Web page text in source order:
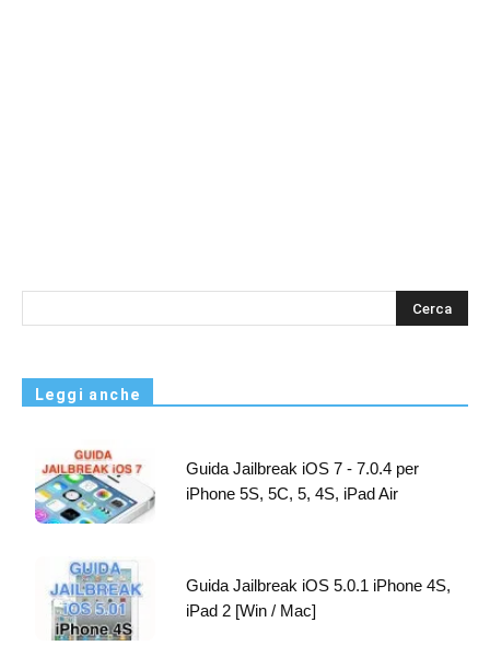
s
Leggi anche
Guida Jailbreak iOS 7 - 7.0.4 per
iPhone 5S, 5C, 5, 4S, iPad Air
Guida Jailbreak iOS 5.0.1 iPhone 4S,
iPad 2 [Win / Mac]